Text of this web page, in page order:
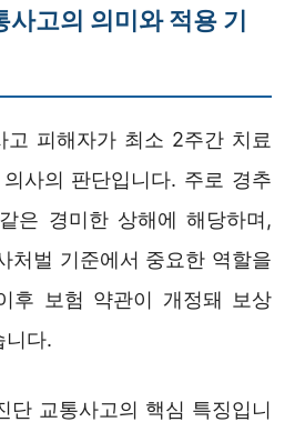
사고의 의미와 적용 기
고 피해자가 최소 2주간 치료
사의 판단입니다. 주로 경추
은 경미한 상해에 해당하며,
처벌 기준에서 중요한 역할을
후 보험 약관이 개정돼 보상
니다.
단 교통사고의 핵심 특징입니